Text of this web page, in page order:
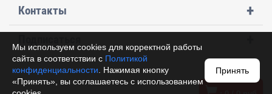
Контакты +
Мы используем cookies для корректной работы
сайта в соответствии с Политикой
конфиденциальности . Нажимая кнопку
«Принять», вы соглашаетесь с использованием
Принять